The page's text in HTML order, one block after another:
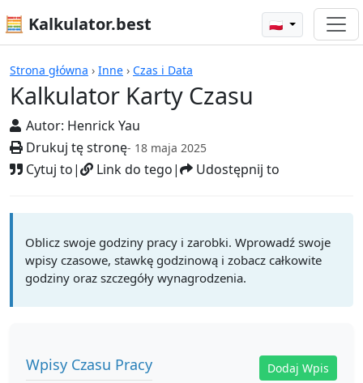
🧮 Kalkulator.best 🇵🇱
Strona główna › Inne › Czas i Data
Kalkulator Karty Czasu
Autor: Henrick Yau
Drukuj tę stronę- 18 maja 2025
Cytuj to| Link do tego| Udostępnij to
Kalkulatory
Oblicz swoje godziny pracy i zarobki. Wprowadź swoje
wpisy czasowe, stawkę godzinową i zobacz całkowite
godziny oraz szczegóły wynagrodzenia.
Wpisy Czasu Pracy Dodaj Wpis